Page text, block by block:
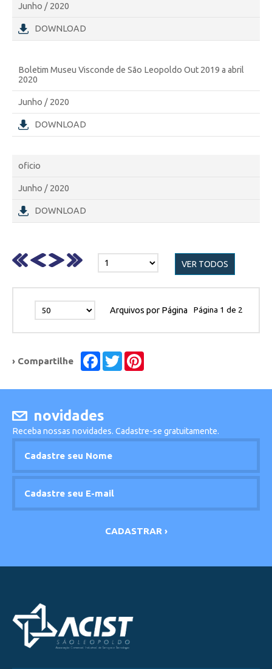
Junho / 2020
DOWNLOAD
Boletim Museu Visconde de São Leopoldo Out 2019 a abril
2020
Junho / 2020
DOWNLOAD
oficio
Junho / 2020
DOWNLOAD
VER TODOS
Arquivos por Página Página 1 de 2
› Compartilhe Facebook
Twitter
novidades
Receba nossas novidades. Cadastre-se gratuitamente.